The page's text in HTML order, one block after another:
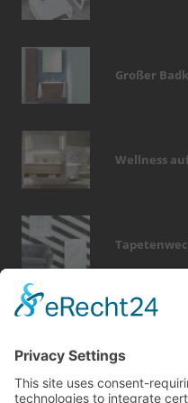
Großer
Wellness
holz wärme küche